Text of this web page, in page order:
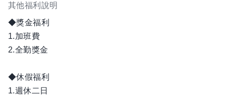
其他福利說明
◆獎金福利
1.加班費
2.全勤獎金
◆休假福利
1.週休二日